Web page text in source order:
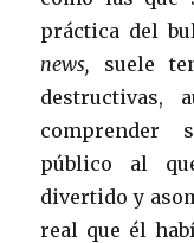
práctica del
news, suele
destructivas,
comprender
público al
divertido y
real que él